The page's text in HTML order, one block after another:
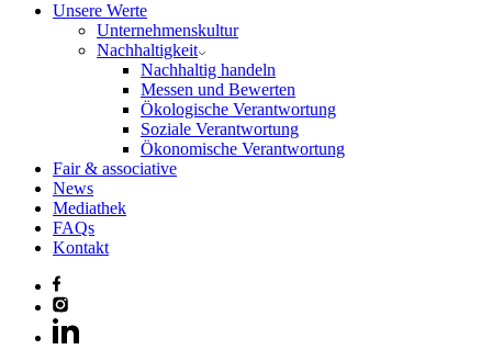
Unsere Werte
Unternehmenskultur
Nachhaltigkeit
Nachhaltig handeln
Messen und Bewerten
Ökologische Verantwortung
Soziale Verantwortung
Ökonomische Verantwortung
Fair & associative
News
Mediathek
FAQs
Kontakt